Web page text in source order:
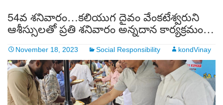
54వ శనివారం…కలియుగ దైవం వేంకటేశ్వరుని
ఆశీస్సులతో ప్రతి శనివారం అన్నదాన కార్యక్రమం…
November 18, 2023 Social Responsibility kondVinay